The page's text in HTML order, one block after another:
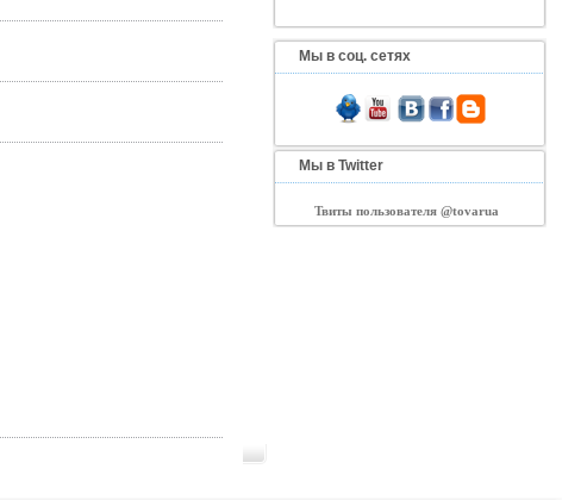
Мы в соц. сетях
Мы в Twitter
Твиты пользователя @tovarua